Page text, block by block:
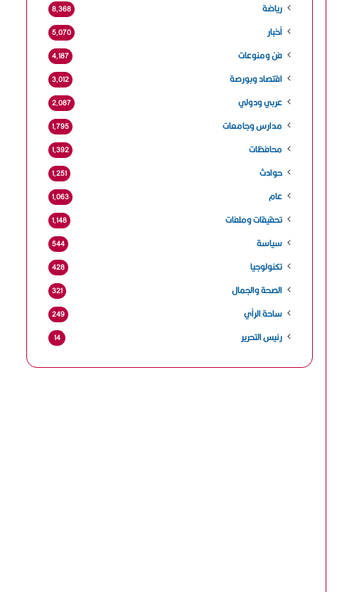
رياضة 8٬368
أخبار 5٬070
فن ومنوعات 4٬187
اقتصاد وبورصة 3٬012
عربي ودولي 2٬087
مدارس وجامعات 1٬795
محافظات 1٬392
حوادث 1٬251
عام 1٬063
تحقيقات وملفات 1٬148
سياسة 544
تكنولوجيا 428
الصحة والجمال 321
ساحة الرأي 249
رئيس التحرير 14